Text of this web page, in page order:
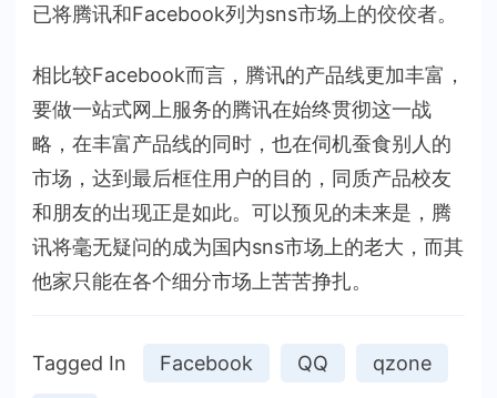
已将腾讯和Facebook列为sns市场上的佼佼者。
相比较Facebook而言，腾讯的产品线更加丰富，
要做一站式网上服务的腾讯在始终贯彻这一战
略，在丰富产品线的同时，也在伺机蚕食别人的
市场，达到最后框住用户的目的，同质产品校友
和朋友的出现正是如此。可以预见的未来是，腾
讯将毫无疑问的成为国内sns市场上的老大，而其
他家只能在各个细分市场上苦苦挣扎。
Tagged In Facebook QQ qzone